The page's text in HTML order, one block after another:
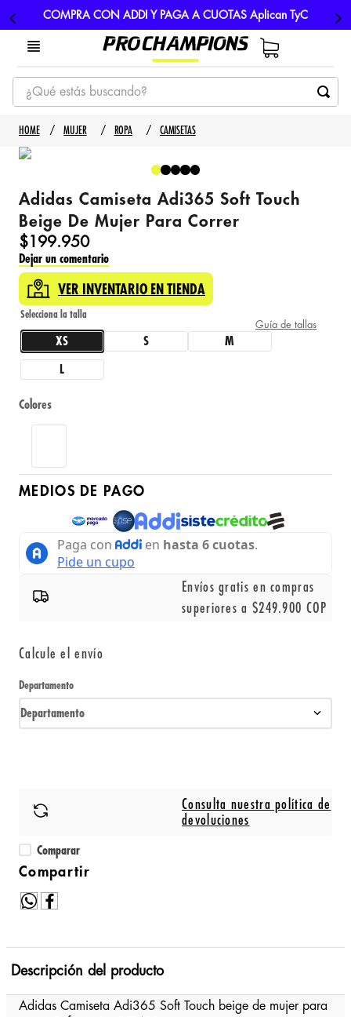
COMPRA CON ADDI Y PAGA A CUOTAS Aplican TyC
¿Qué estás buscando?
TÉRMINOS MÁS BUSCADOS
1
3. nike
4. guayos
5. gorras
MUJER ROPA CAMISETAS
Adidas Camiseta Adi365 Soft Touch
Beige De Mujer Para Correr
$199.950
Dejar un comentario
VER INVENTARIO EN TIENDA
Guía de tallas
XS S M
L
Colores
MEDIOS DE PAGO
Envíos gratis en compras
superiores a $249.900 COP
Calcule el envío
Departamento
Departamento
Consulta nuestra política de
devoluciones
Comparar
Descripción del producto
Adidas Camiseta Adi365 Soft Touch beige de mujer para